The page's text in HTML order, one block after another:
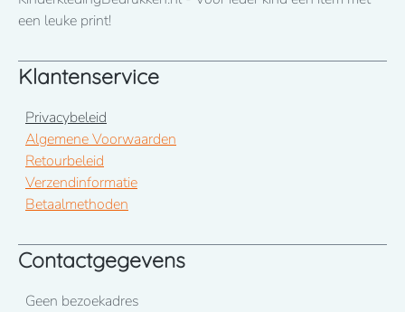
een leuke print!
Klantenservice
Privacybeleid
Algemene Voorwaarden
Retourbeleid
Verzendinformatie
Betaalmethoden
Contactgegevens
Geen bezoekadres